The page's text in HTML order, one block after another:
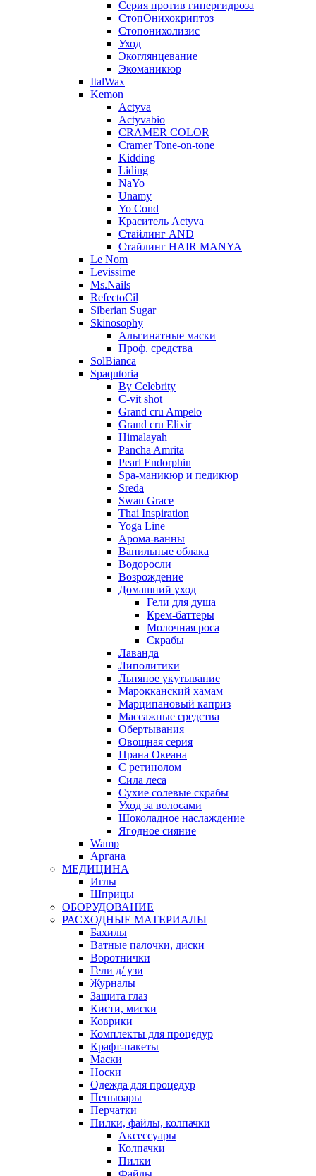
Серия против гипергидроза
СтопОнихокриптоз
Стопонихолизис
Уход
Экоглянцевание
Экоманикюр
ItalWax
Kemon
Actyva
Actyvabio
CRAMER COLOR
Cramer Tone-on-tone
Kidding
Liding
NaYo
Unamy
Yo Cond
Краситель Actyva
Стайлинг AND
Стайлинг HAIR MANYA
Le Nom
Levissime
Ms.Nails
RefectoCil
Siberian Sugar
Skinosophy
Альгинатные маски
Проф. средства
SolBianca
Spaqutoria
By Celebrity
C-vit shot
Grand cru Ampelo
Grand сru Elixir
Himalayah
Pancha Amrita
Pearl Endorphin
Spa-маникюр и педикюр
Sreda
Swan Grace
Thai Inspiration
Yoga Line
Арома-ванны
Ванильные облака
Водоросли
Возрождение
Домашний уход
Гели для душа
Крем-баттеры
Молочная роса
Скрабы
Лаванда
Липолитики
Льняное укутывание
Марокканский хамам
Марципановый каприз
Массажные средства
Обертывания
Овощная серия
Прана Океана
С ретинолом
Сила леса
Сухие солевые скрабы
Уход за волосами
Шоколадное наслаждение
Ягодное сияние
Wamp
Аргана
МЕДИЦИНА
Иглы
Шприцы
ОБОРУДОВАНИЕ
РАСХОДНЫЕ МАТЕРИАЛЫ
Бахилы
Ватные палочки, диски
Воротнички
Гели д/ узи
Журналы
Защита глаз
Кисти, миски
Коврики
Комплекты для процедур
Крафт-пакеты
Маски
Носки
Одежда для процедур
Пеньюары
Перчатки
Пилки, файлы, колпачки
Аксессуары
Колпачки
Пилки
Файлы